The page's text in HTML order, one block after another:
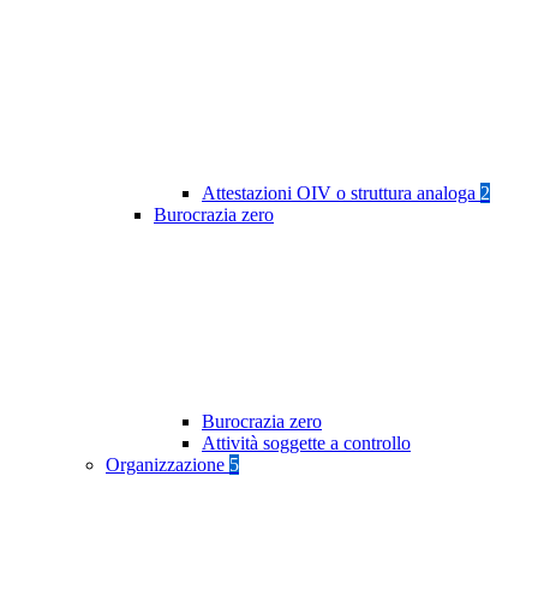
Attestazioni OIV o struttura analoga 2
Burocrazia zero
Burocrazia zero
Attività soggette a controllo
Organizzazione 5